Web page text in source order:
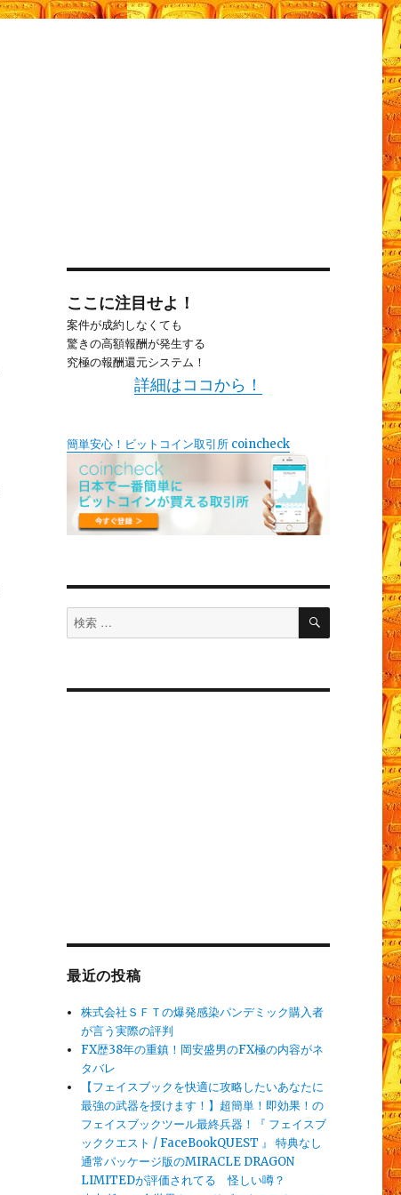
ここに注目せよ！
案件が成約しなくても
驚きの高額報酬が発生する
究極の報酬還元システム！
詳細はココから！
簡単安心！ビットコイン取引所 coincheck
検
索
検
最近の投稿
株式会社ＳＦＴの爆発感染パンデミック購入者
が言う実際の評判
FX歴38年の重鎮！岡安盛男のFX極の内容がネ
タバレ
【フェイスブックを快適に攻略したいあなたに
最強の武器を授けます！】超簡単！即効果！の
フェイスブックツール最終兵器！『 フェイスブ
ッククエスト / FaceBookQUEST 』 特典なし
通常パッケージ版のMIRACLE DRAGON
LIMITEDが評価されてる 怪しい噂？